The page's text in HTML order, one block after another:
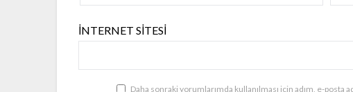
İNTERNET SITESI
Daha sonraki yorumlarımda kullanılması için adım, e-posta